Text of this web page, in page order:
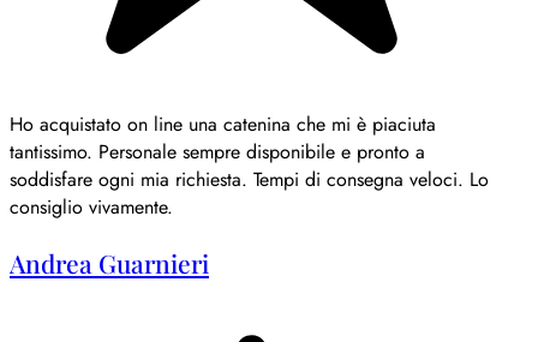
Ho acquistato on line una catenina che mi è piaciuta
tantissimo. Personale sempre disponibile e pronto a
soddisfare ogni mia richiesta. Tempi di consegna veloci. Lo
consiglio vivamente.
Andrea Guarnieri